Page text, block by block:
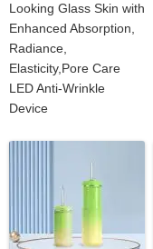
Looking Glass Skin with
Enhanced Absorption,
Radiance,
Elasticity,Pore Care
LED Anti-Wrinkle
Device